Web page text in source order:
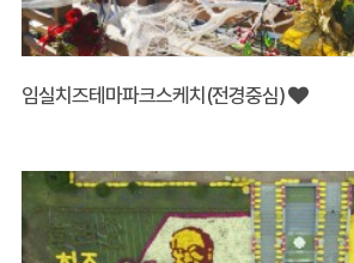
임실치즈테마파크스케치(전경중심)